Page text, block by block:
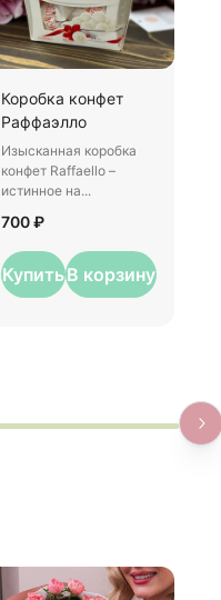
Коробка конфет
Раффаэлло
Изысканная коробка
конфет Raffaello –
истинное на...
700 ₽
КупитьВ корзину